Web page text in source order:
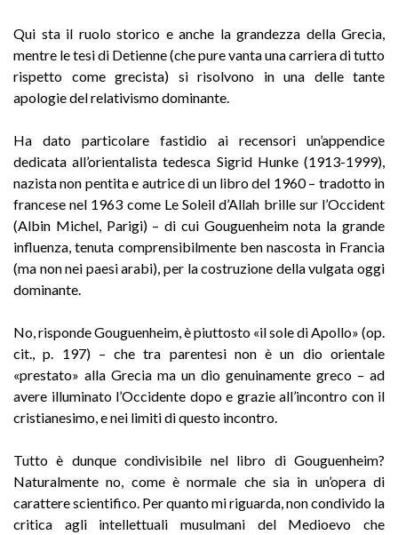
Qui sta il ruolo storico e anche la grandezza della Grecia,
mentre le tesi di Detienne (che pure vanta una carriera di tutto
rispetto come grecista) si risolvono in una delle tante
apologie del relativismo dominante.
Ha dato particolare fastidio ai recensori un’appendice
dedicata all’orientalista tedesca Sigrid Hunke (1913-1999),
nazista non pentita e autrice di un libro del 1960 – tradotto in
francese nel 1963 come Le Soleil d’Allah brille sur l’Occident
(Albin Michel, Parigi) – di cui Gouguenheim nota la grande
influenza, tenuta comprensibilmente ben nascosta in Francia
(ma non nei paesi arabi), per la costruzione della vulgata oggi
dominante.
No, risponde Gouguenheim, è piuttosto «il sole di Apollo» (op.
cit., p. 197) – che tra parentesi non è un dio orientale
«prestato» alla Grecia ma un dio genuinamente greco – ad
avere illuminato l’Occidente dopo e grazie all’incontro con il
cristianesimo, e nei limiti di questo incontro.
Tutto è dunque condivisibile nel libro di Gouguenheim?
Naturalmente no, come è normale che sia in un’opera di
carattere scientifico. Per quanto mi riguarda, non condivido la
critica agli intellettuali musulmani del Medioevo che